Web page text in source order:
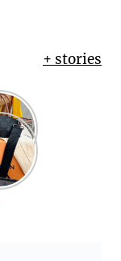
+ stories